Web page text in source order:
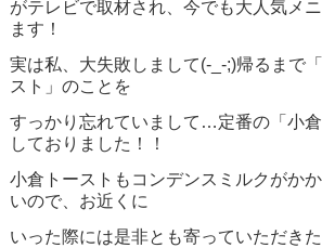
がテレビで取材され、今でも大人気メ
ます！
実は私、大失敗しまして(-_-;)帰るまで
スト」のことを
すっかり忘れていまして…定番の「小
しておりました！！
小倉トーストもコンデンスミルクがか
いので、お近くに
いった際には是非とも寄っていただき